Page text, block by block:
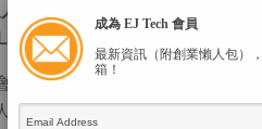
機素養」(AI and
取代人，而在於人是
素養。不單止會用
成為 EJ Tech 會員
最新資訊（附創業懶人包）
箱！